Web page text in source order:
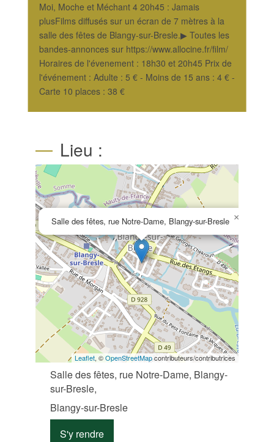
Moi, Moche et Méchant 4 20h45 : Jamais
plusFilms diffusés sur un écran de 7 mètres à la
salle des fêtes de Blangy-sur-Bresle.▶ Toutes les
bandes-annonces sur https://www.allocine.fr/film/
Horaires de l'évenement : 18h30 et 20h45 Prix de
l'événement : Adulte : 5 € - Moins de 15 ans : 4 € -
Carte 10 places : 38 €
Lieu :
Salle des fêtes, rue Notre-Dame, Blangy-sur-Bresle ×
Leaflet, ©OpenStreetMapcontributeurs/contributrices
Salle des fêtes, rue Notre-Dame, Blangy-
sur-Bresle,
Blangy-sur-Bresle
S'y rendre